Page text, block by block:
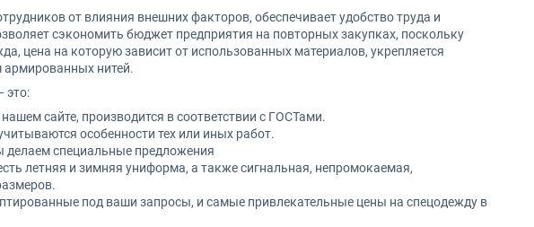
от влияния внешних факторов, обеспечивает удобство труда и
сэкономить бюджет предприятия на повторных закупках, поскольку
цена на которую зависит от использованных материалов, укрепляется
нитей.
это:
сайте, производится в соответствии с ГОСТами.
особенности тех или иных работ.
специальные предложения
летняя и зимняя униформа, а также сигнальная, непромокаемая,
под ваши запросы, и самые привлекательные цены на спецодежду в